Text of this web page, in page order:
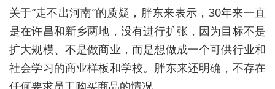
关于“走不出河南”的质疑，胖东来表示， 30年来一直
是在许昌和新乡两地，没有进行扩张，因为目标不是
扩大规模、不是做商业，而是想做成一个可供行业和
社会学习的商业样板和学校。胖东来还明确，不存在
任何要求员工购买商品的情况。